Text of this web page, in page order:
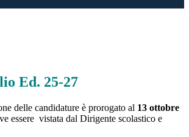
Ed. 25-27
delle candidature è prorogato al 13 ottobre
essere vistata dal Dirigente scolastico e